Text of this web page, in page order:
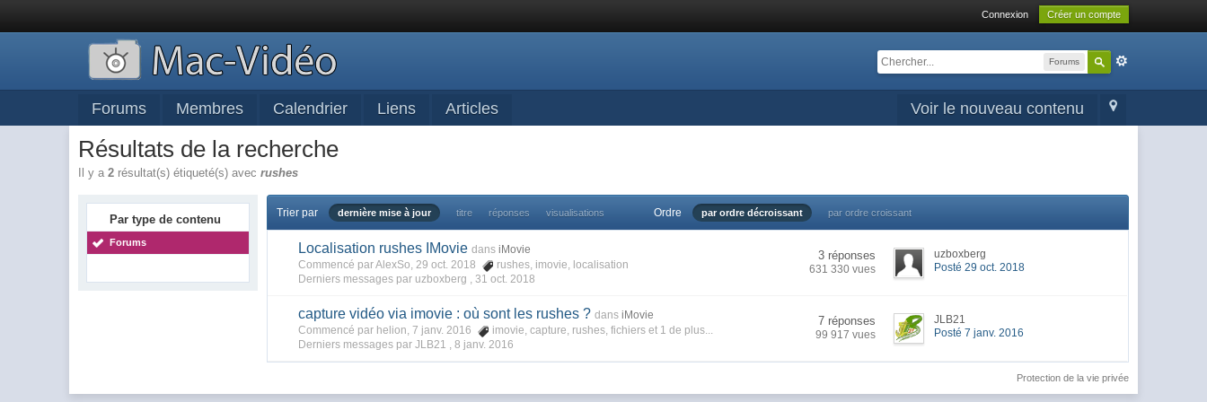
Connexion Créer un compte
Forums
Voir le nouveau contenu
Forums Membres Calendrier Liens Articles
Résultats de la recherche
Il y a2 résultat(s) étiqueté(s) avecrushes
Par type de contenu
Forums
Trier par dernière mise à jour titre réponses visualisations Ordre par ordre décroissant par ordre croissant
Localisation rushes IMovie dans iMovie
Commencé par AlexSo, 29 oct. 2018
rushes, imovie, localisation
Derniers messages par uzboxberg ,31 oct. 2018
3 réponses
631 330 vues
uzboxberg
Posté 29 oct. 2018
capture vidéo via imovie : où sont les rushes ? dans iMovie
Commencé par helion, 7 janv. 2016
imovie,capture, rushes,fichiers et 1 de plus...
Derniers messages par JLB21 ,8 janv. 2016
7 réponses
99 917 vues
JLB21
Posté 7 janv. 2016
Protection de la vie privée